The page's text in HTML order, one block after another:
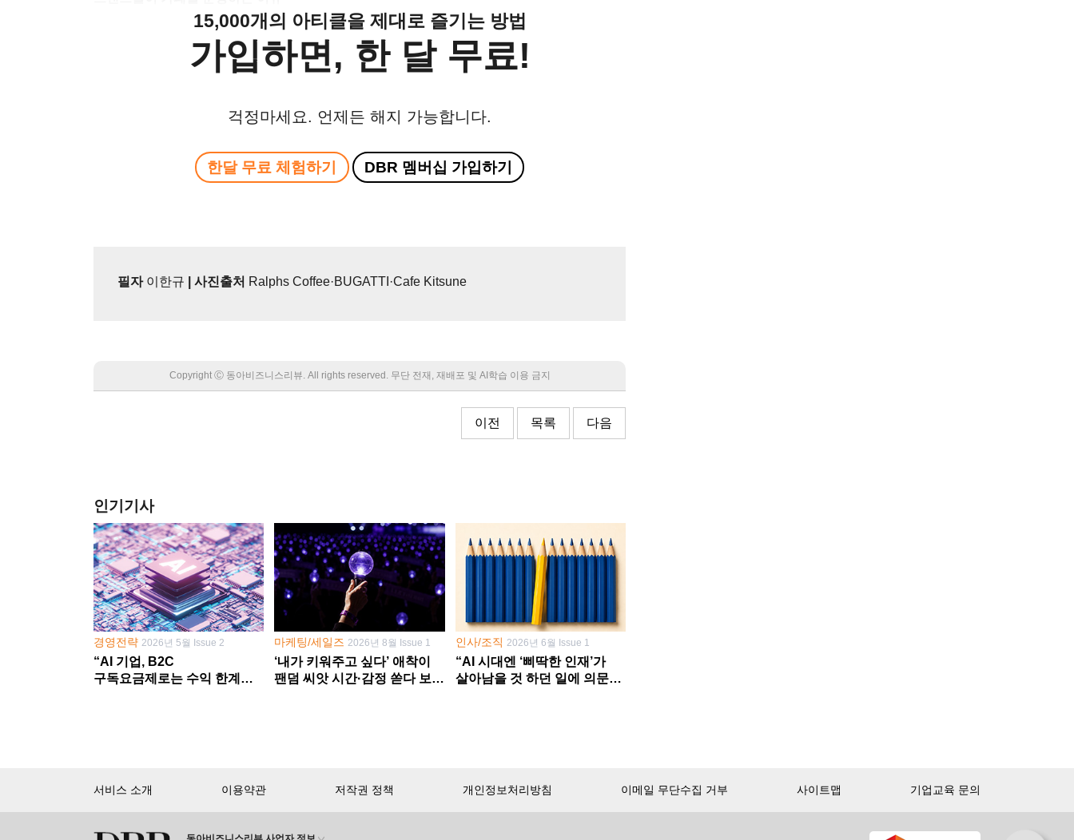
15,000개의 아티클을 제대로 즐기는 방법
가입하면, 한 달 무료!
걱정마세요. 언제든 해지 가능합니다.
한달 무료 체험하기 DBR 멤버십 가입하기
필자 이한규 | 사진출처 Ralphs Coffee·BUGATTI·Cafe Kitsune
Copyright Ⓒ 동아비즈니스리뷰. All rights reserved. 무단 전재, 재배포 및 AI학습 이용 금지
이전 목록 다음
인기기사
경영전략 2026년 5월 Issue 2
“AI 기업, B2C
구독요금제로는 수익 한계
마케팅/세일즈2026년 8월 Issue 1
‘내가 키워주고 싶다’ 애착이
팬덤 씨앗 시간·감정 쏟다 보면
인사/조직 2026년 6월 Issue 1
“AI 시대엔 ‘삐딱한 인재’가
살아남을 것 하던 일에 의문
서비스 소개 이용약관 저작권 정책 개인정보처리방침 이메일 무단수집 거부 사이트맵 기업교육 문의